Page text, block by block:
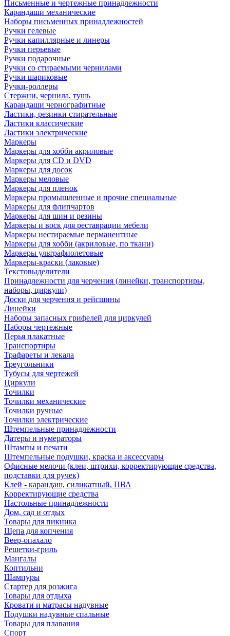
Письменные и чертежные принадлежности
Карандаши механические
Наборы письменных принадлежностей
Ручки гелевые
Ручки капиллярные и линеры
Ручки перьевые
Ручки подарочные
Ручки со стираемыми чернилами
Ручки шариковые
Ручки-роллеры
Стержни, чернила, тушь
Карандаши чернографитные
Ластики, резинки стирательные
Ластики классические
Ластики электрические
Маркеры
Маркеры для хобби акриловые
Маркеры для CD и DVD
Маркеры для досок
Маркеры меловые
Маркеры для пленок
Маркеры промышленные и прочие специальные
Маркеры для флипчартов
Маркеры для шин и резины
Маркеры и воск для реставрации мебели
Маркеры нестираемые перманентные
Маркеры для хобби (акриловые, по ткани)
Маркеры ультрафиолетовые
Маркеры-краски (лаковые)
Текстовыделители
Принадлежности для черчения (линейки, транспортиры,
наборы, циркули)
Доски для черчения и рейсшины
Линейки
Наборы запасных грифелей для циркулей
Наборы чертежные
Перья плакатные
Транспортиры
Трафареты и лекала
Треугольники
Тубусы для чертежей
Циркули
Точилки
Точилки механические
Точилки ручные
Точилки электрические
Штемпельные принадлежности
Датеры и нумераторы
Штампы и печати
Штемпельные подушки, краска и аксессуары
Офисные мелочи (клеи, штрихи, корректирующие средства,
подставки для ручек)
Клей - карандаш, силикатный, ПВА
Корректирующие средства
Настольные принадлежности
Дом, сад и отдых
Товары для пикника
Щепа для копчения
Веер-опахало
Решетки-гриль
Мангалы
Коптильни
Шампуры
Стартер для розжига
Товары для отдыха
Кровати и матрасы надувные
Подушки надувные спальные
Товары для плавания
Спорт